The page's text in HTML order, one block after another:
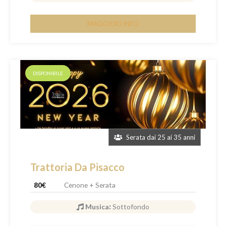
MAGGIORI INFO
Serata dai 25 ai 35 anni
DISPONIBILE
Trattoria Da Pisacco
80€ Cenone + Serata
Musica: Sottofondo